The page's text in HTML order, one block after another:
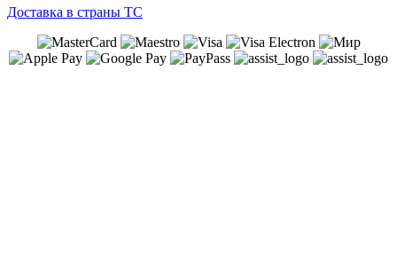
Доставка в страны ТС